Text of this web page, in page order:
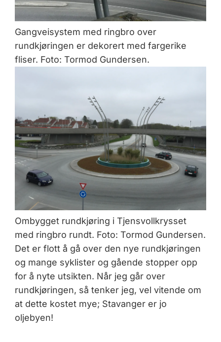
Gangveisystem med ringbro over
rundkjøringen er dekorert med fargerike
fliser. Foto: Tormod Gundersen.
Ombygget rundkjøring i Tjensvollkrysset
med ringbro rundt. Foto: Tormod Gundersen.
Det er flott å gå over den nye rundkjøringen
og mange syklister og gående stopper opp
for å nyte utsikten. Når jeg går over
rundkjøringen, så tenker jeg, vel vitende om
at dette kostet mye; Stavanger er jo
oljebyen!